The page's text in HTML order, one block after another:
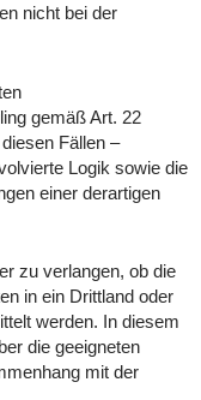
nicht bei der
gemäß Art. 22
Fällen –
Logik sowie die
einer derartigen
zu verlangen, ob die
in ein Drittland oder
werden. In diesem
die geeigneten
mit der